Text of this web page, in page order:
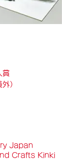
賞
）
Japan
Crafts Kinki